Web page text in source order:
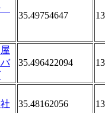
35.49754647
35.496422094
35.48162056